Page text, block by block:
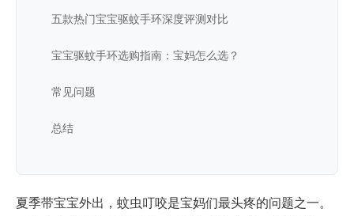
五款热门宝宝驱蚊手环深度评测对比
宝宝驱蚊手环选购指南：宝妈怎么选？
常见问题
总结
夏季带宝宝外出，蚊虫叮咬是宝妈们最头疼的问题之一。